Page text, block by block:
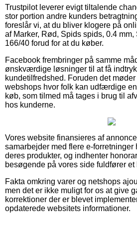
Trustpilot leverer evigt tiltalende
stor portion andre kunders
foreslår vi, at du bliver klogere på
af Marker, Rød, Spids spids, 0.4 mm,
166/40 forud for at du køber.
Facebook frembringer på samme
ønskværdige løsninger til at få
kundetilfredshed. Foruden det
webshops hvor folk kan udfærdige
køb, som tilmed må tages i brug til
hos kunderne.
Vores website finansieres af
samarbejder med flere e-forretninger
deres produkter, og indhenter
besøgende på vores side fuldfører et
Fakta omkring varer og netshops
men det er ikke muligt for os at give
korrektioner der er blevet
opdaterede websitets informationer.